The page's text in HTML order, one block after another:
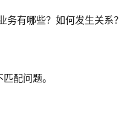
有哪些？如何发生关系？
配问题。